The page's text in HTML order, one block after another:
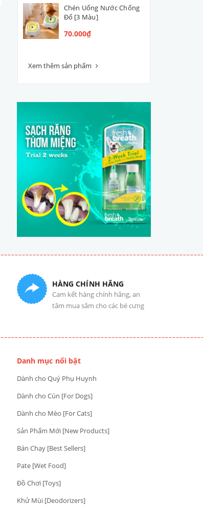
Chén Uống Nước Chống
Đổ [3 Màu]
70.000₫
Xem thêm sản phẩm
HÀNG CHÍNH HÃNG
Cam kết hàng chính hãng, an
tâm mua sắm cho các bé cưng
Danh mục nổi bật
Dành cho Quý Phụ Huynh
Dành cho Cún [For Dogs]
Dành cho Mèo [For Cats]
Sản Phẩm Mới [New Products]
Bán Chạy [Best Sellers]
Pate [Wet Food]
Đồ Chơi [Toys]
Khử Mùi [Deodorizers]